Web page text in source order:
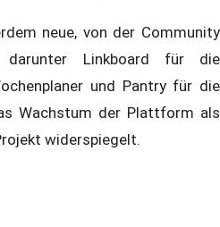
neue, von der Community
darunter Linkboard für die
und Pantry für die
Wachstum der Plattform als
widerspiegelt.